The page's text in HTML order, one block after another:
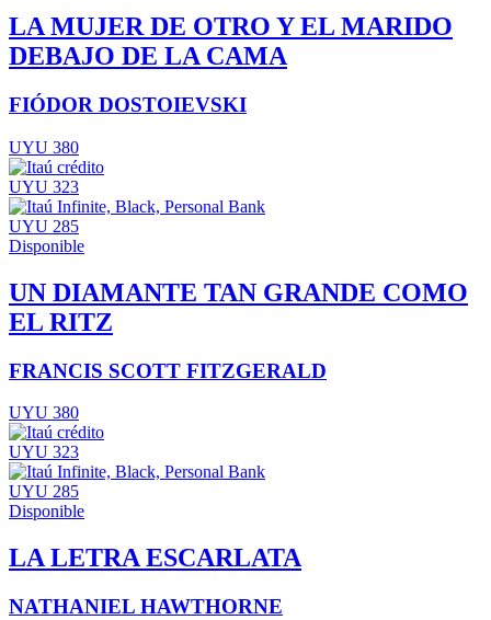
LA MUJER DE OTRO Y EL MARIDO
DEBAJO DE LA CAMA
FIÓDOR DOSTOIEVSKI
UYU 380
UYU 323
UYU 285
Disponible
UN DIAMANTE TAN GRANDE COMO
EL RITZ
FRANCIS SCOTT FITZGERALD
UYU 380
UYU 323
UYU 285
Disponible
LA LETRA ESCARLATA
NATHANIEL HAWTHORNE